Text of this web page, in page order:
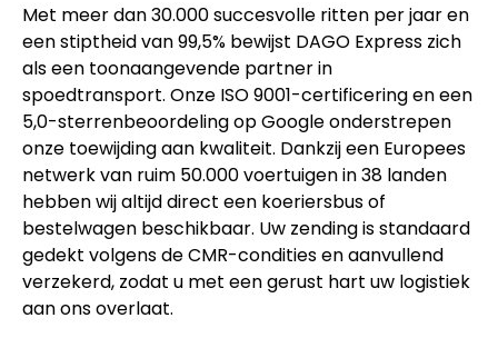
Met meer dan 30.000 succesvolle ritten per jaar en
een stiptheid van 99,5% bewijst DAGO Express zich
als een toonaangevende partner in
spoedtransport. Onze ISO 9001-certificering en een
5,0-sterrenbeoordeling op Google onderstrepen
onze toewijding aan kwaliteit. Dankzij een Europees
netwerk van ruim 50.000 voertuigen in 38 landen
hebben wij altijd direct een koeriersbus of
bestelwagen beschikbaar. Uw zending is standaard
gedekt volgens de CMR-condities en aanvullend
verzekerd, zodat u met een gerust hart uw logistiek
aan ons overlaat.